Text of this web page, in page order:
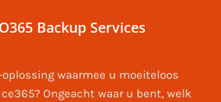
Backup Services
waarmee u moeiteloos
Ongeacht waar u bent, welk